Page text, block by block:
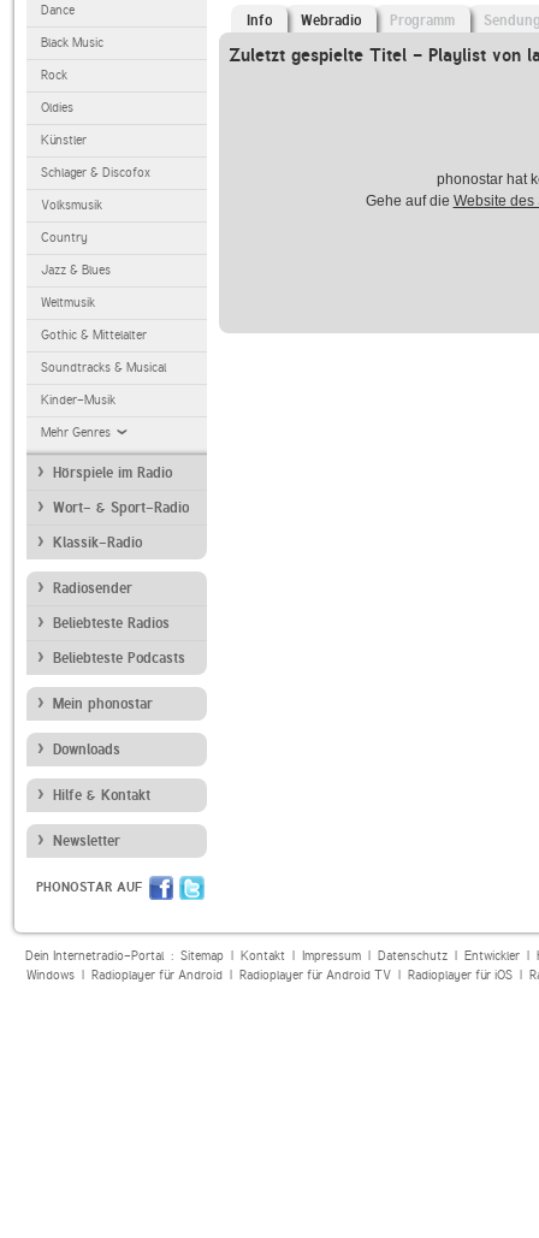
Dance
Black Music
Rock
Oldies
Künstler
Schlager & Discofox
Volksmusik
Country
Jazz & Blues
Weltmusik
Gothic & Mittelalter
Soundtracks & Musical
Kinder-Musik
Mehr Genres
Hörspiele im Radio
Wort- & Sport-Radio
Klassik-Radio
Radiosender
Beliebteste Radios
Beliebteste Podcasts
Mein phonostar
Downloads
Hilfe & Kontakt
Newsletter
PHONOSTAR AUF
Info Webradio Programm
Zuletzt gespielte Titel - Playlist von
phonostar hat
Gehe auf die Website des
Dein Internetradio-Portal : Sitemap| Kontakt| Impressum| Datenschutz| Entwickler|
Windows| Radioplayer für Android| Radioplayer für Android TV| Radioplayer für iOS|